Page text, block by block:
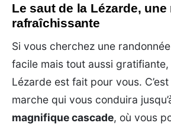
Le saut de la Lézarde, une
rafraîchissante
Si vous cherchez une
facile mais tout aussi gratifiante,
Lézarde est fait pour vous.
marche qui vous conduira
magnifique cascade, où vous